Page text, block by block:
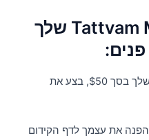
אבטחת ה-Tattvam Markets שלך
כדי לרכוש את בונוס קבלת הפנים שלך בסך $50, בצע את
את עצמך לדף הקידום